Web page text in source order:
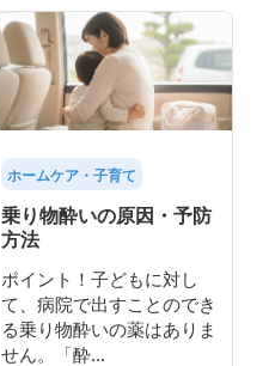
ホームケア・子育て
乗り物酔いの原因・予防
方法
ポイント！子どもに対し
て、病院で出すことのでき
る乗り物酔いの薬はありま
せん。「酔...